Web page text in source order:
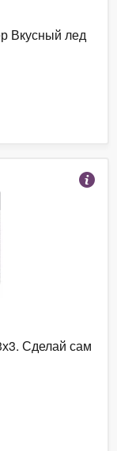
Вкусный лед
Сделай сам